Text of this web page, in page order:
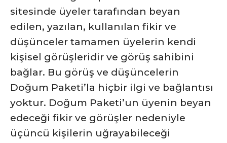
sitesinde üyeler tarafından beyan
edilen, yazılan, kullanılan fikir ve
düşünceler tamamen üyelerin kendi
kişisel görüşleridir ve görüş sahibini
bağlar. Bu görüş ve düşüncelerin
Doğum Paketi’la hiçbir ilgi ve bağlantısı
yoktur. Doğum Paketi’un üyenin beyan
edeceği fikir ve görüşler nedeniyle
üçüncü kişilerin uğrayabileceği